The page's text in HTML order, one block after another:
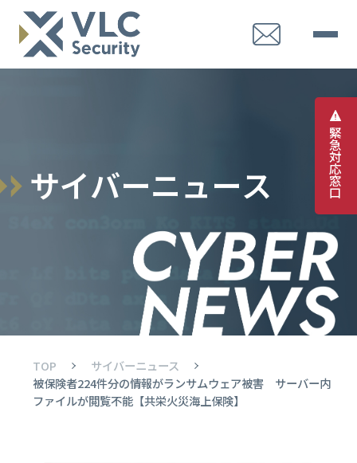
緊
急
対
応
窓
口
サイバーニュース
TOP
サイバーニュース
被保険者224件分の情報がランサムウェア被害 サーバー内
ファイルが閲覧不能【共栄火災海上保険】